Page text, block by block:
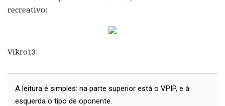
recreativo:
Vikro13:
A leitura é simples: na parte superior está o VPIP, e à
esquerda o tipo de oponente.